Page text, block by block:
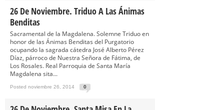
26 De Noviembre. Triduo A Las Ánimas
Benditas
Sacramental de la Magdalena. Solemne Triduo en
honor de las Ánimas Benditas del Purgatorio
ocupando la sagrada cátedra José Alberto Pérez
Díaz, párroco de Nuestra Señora de Fátima, de
Los Rosales. Real Parroquia de Santa María
Magdalena sita...
Posted noviembre 26, 2014 0